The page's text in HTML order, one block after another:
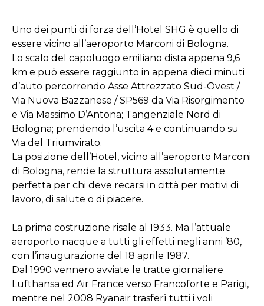
Uno dei punti di forza dell’Hotel SHG è quello di
essere vicino all’aeroporto Marconi di Bologna.
Lo scalo del capoluogo emiliano dista appena 9,6
km e può essere raggiunto in appena dieci minuti
d’auto percorrendo Asse Attrezzato Sud-Ovest /
Via Nuova Bazzanese / SP569 da Via Risorgimento
e Via Massimo D’Antona; Tangenziale Nord di
Bologna; prendendo l’uscita 4 e continuando su
Via del Triumvirato.
La posizione dell’Hotel, vicino all’aeroporto Marconi
di Bologna, rende la struttura assolutamente
perfetta per chi deve recarsi in città per motivi di
lavoro, di salute o di piacere.
La prima costruzione risale al 1933. Ma l’attuale
aeroporto nacque a tutti gli effetti negli anni ’80,
con l’inaugurazione del 18 aprile 1987.
Dal 1990 vennero avviate le tratte giornaliere
Lufthansa ed Air France verso Francoforte e Parigi,
mentre nel 2008 Ryanair trasferì tutti i voli